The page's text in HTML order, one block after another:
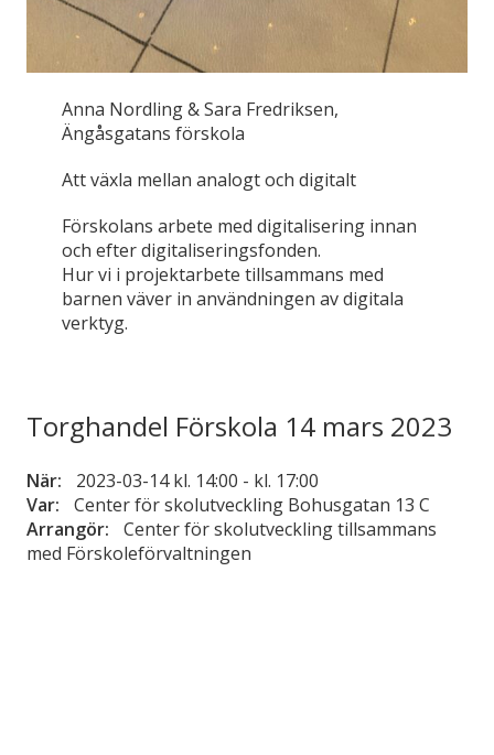
Anna Nordling & Sara Fredriksen,
Ängåsgatans förskola
Att växla mellan analogt och digitalt
Förskolans arbete med digitalisering innan
och efter digitaliseringsfonden.
Hur vi i projektarbete tillsammans med
barnen väver in användningen av digitala
verktyg.
Torghandel Förskola 14 mars 2023
När:
2023-03-14 kl. 14:00 - kl. 17:00
Var:
Center för skolutveckling Bohusgatan 13 C
Arrangör:
Center för skolutveckling tillsammans
med Förskoleförvaltningen